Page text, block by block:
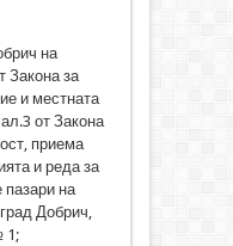
на
Закона за
и местната
от Закона
приема
и реда за
пазари на
Добрич,
1;